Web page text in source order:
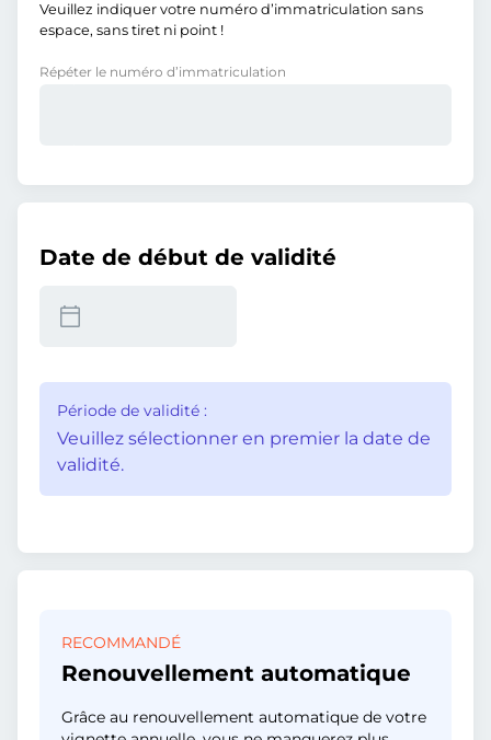
Veuillez indiquer votre numéro d’immatriculation sans
espace, sans tiret ni point !
Répéter le numéro d’immatriculation
Date de début de validité
Période de validité :
Veuillez sélectionner en premier la date de
validité.
RECOMMANDÉ
Renouvellement automatique
Grâce au renouvellement automatique de votre